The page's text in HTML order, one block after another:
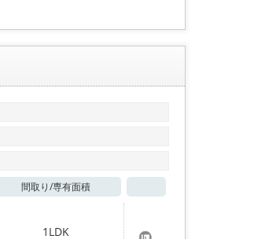
間取り/専有面積
1LDK